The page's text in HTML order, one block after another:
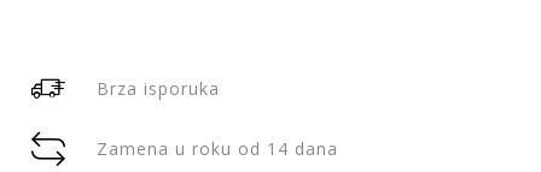
Brza isporuka
Zamena u roku od 14 dana